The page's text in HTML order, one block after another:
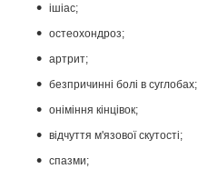
ішіас;
остеохондроз;
артрит;
безпричинні болі в суглобах;
оніміння кінцівок;
відчуття м'язової скутості;
спазми;